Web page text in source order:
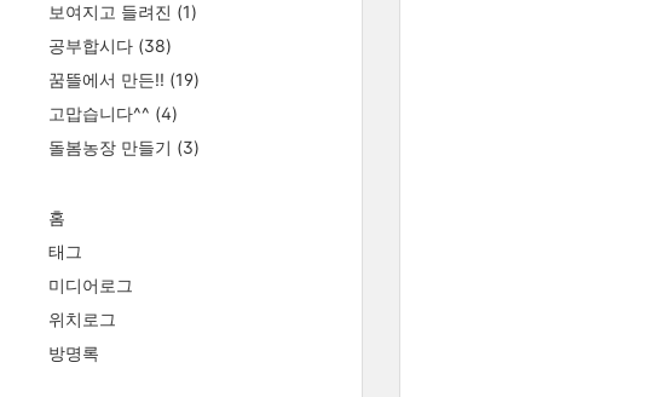
보여지고 들려진 (1)
공부합시다 (38)
꿈뜰에서 만든!! (19)
고맙습니다^^ (4)
돌봄농장 만들기 (3)
홈
태그
미디어로그
위치로그
방명록